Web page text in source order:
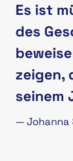
Es ist
des
zeigen,
seinem
—Johanna